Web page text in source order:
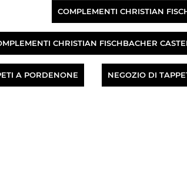
COMPLEMENTI CHRISTIAN
CHRISTIAN FISCHBACHER
A PORDENONE NEGOZIO DI